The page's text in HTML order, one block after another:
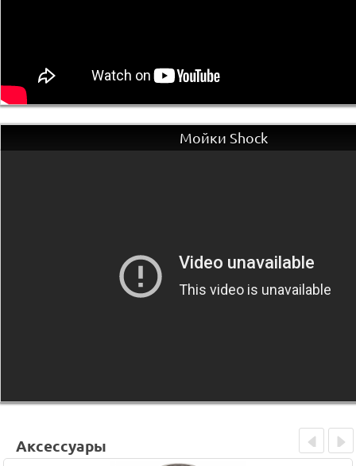
Мойки Shock
Аксессуары
Prev Next